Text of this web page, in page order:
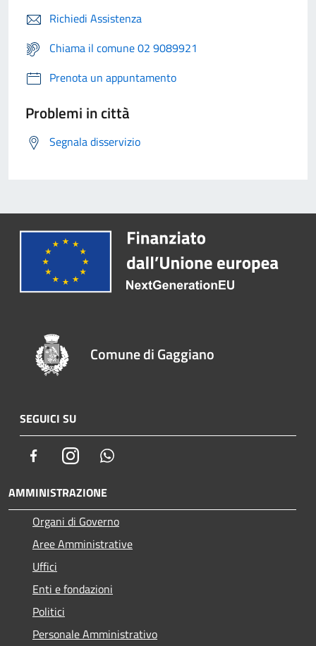
Richiedi Assistenza
Chiama il comune 02 9089921
Prenota un appuntamento
Problemi in città
Segnala disservizio
Comune di Gaggiano
SEGUICI SU
FacebookInstagram
AMMINISTRAZIONE
Organi di Governo
Aree Amministrative
Uffici
Enti e fondazioni
Politici
Personale Amministrativo